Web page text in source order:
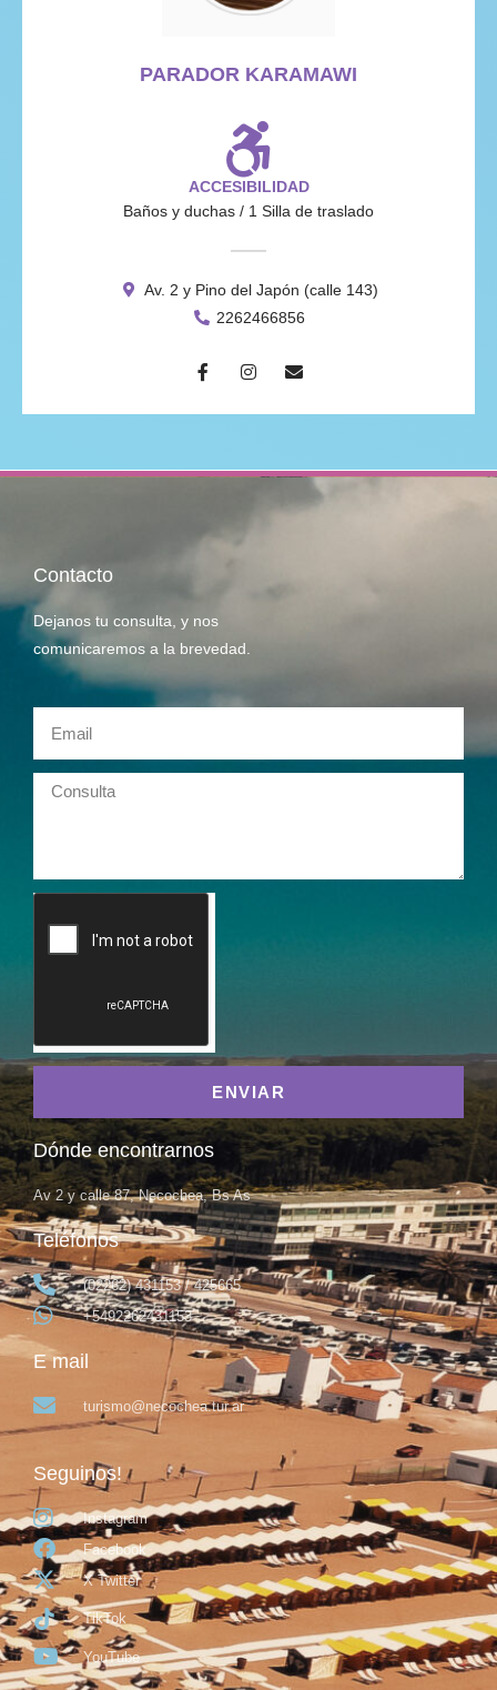
PARADOR KARAMAWI
ACCESIBILIDAD
Baños y duchas / 1 Silla de traslado
Av. 2 y Pino del Japón (calle 143)
2262466856
Contacto
Dejanos tu consulta, y nos
comunicaremos a la brevedad.
ENVIAR
Dónde encontrarnos
Av 2 y calle 87, Necochea, Bs As
Teléfonos
(02262) 431153 / 425665
+5492262431153
E mail
turismo@necochea.tur.ar
Seguinos!
Instagram
Facebook
X Twitter
TikTok
YouTube